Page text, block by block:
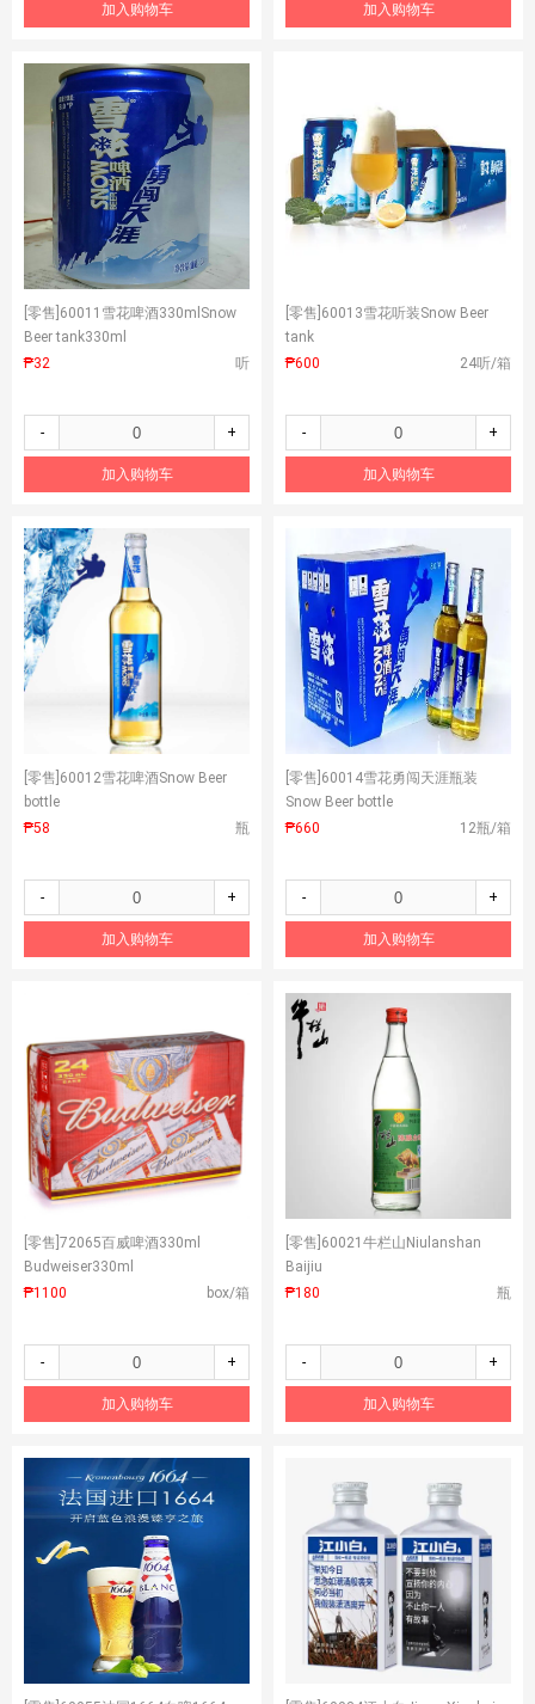
加入购物车 加入购物车
[零售] 60011雪花啤酒330mlSnow
Beer tank330ml
₱32
听
- +
加入购物车
[零售] 60013雪花听装Snow Beer
tank
₱600
24听/箱
- +
加入购物车
[零售] 60012雪花啤酒Snow Beer
bottle
₱58
瓶
- +
加入购物车
[零售] 60014雪花勇闯天涯瓶装
Snow Beer bottle
₱660
12瓶/箱
- +
加入购物车
[零售] 72065百威啤酒330ml
Budweiser330ml
₱1100
box/箱
- +
加入购物车
[零售] 60021牛栏山Niulanshan
Baijiu
₱180
瓶
- +
加入购物车